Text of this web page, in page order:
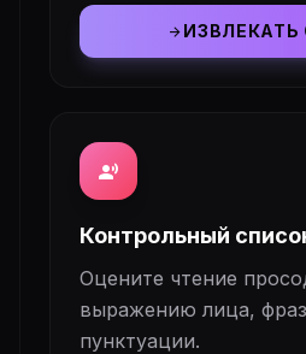
arrow_forwardИЗВЛЕКАТЬ
record_voice_over
Контрольный
Оцените чтение
выражению лица,
пунктуации.